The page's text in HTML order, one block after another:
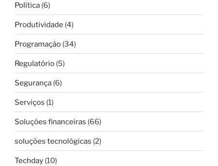
Política (6)
Produtividade (4)
Programação (34)
Regulatório (5)
Segurança (6)
Serviços (1)
Soluções financeiras (66)
soluções tecnológicas (2)
Techday (10)